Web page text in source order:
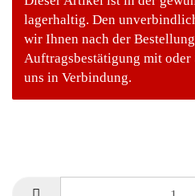
lagerhaltig. Den
wir Ihnen nach der
Auftragsbestätigung mit oder
uns in Verbindung.